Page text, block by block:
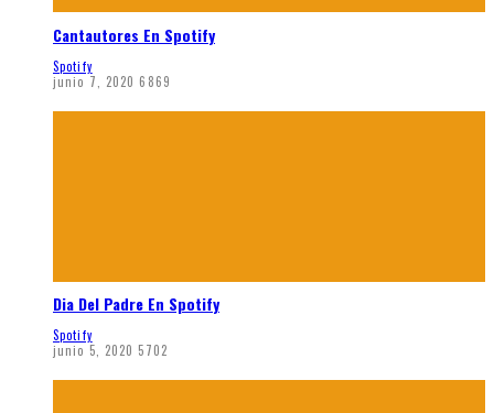
Cantautores En Spotify
Spotify
junio 7, 2020 6869
Dia Del Padre En Spotify
Spotify
junio 5, 2020 5702